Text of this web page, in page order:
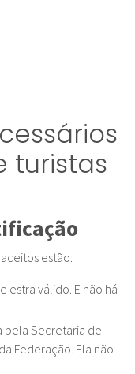
turistas
estão:
estra válido. E não há
pela Secretaria de
Federação. Ela não